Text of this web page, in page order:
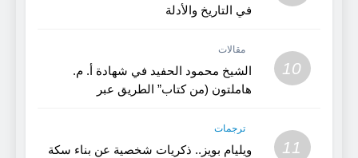
في التاريخ والأدلة
10
مقالات
الشيخ محمود الحفيد في شهادة أ. م.
هاملتون (من كتاب” الطريق عبر
11
ترجمات
ويليام بويز.. ذكريات شخصية عن بناء سكة